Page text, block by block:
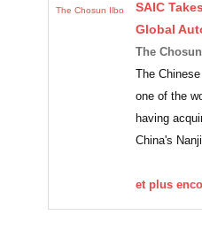
The Chosun Ilbo
SAIC
Global
The
The
one of the
having
China's
et plus